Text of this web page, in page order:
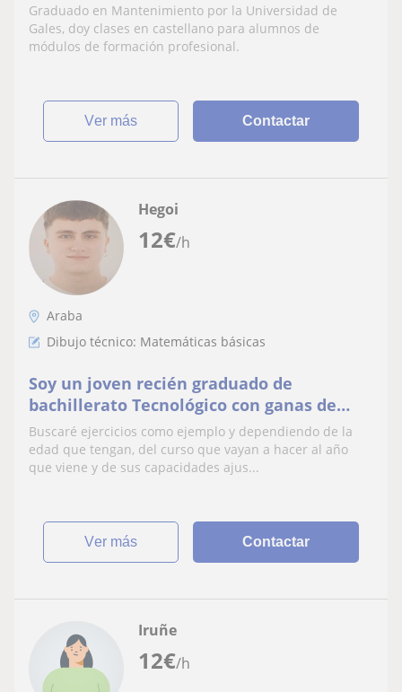
Graduado en Mantenimiento por la Universidad de
Gales, doy clases en castellano para alumnos de
módulos de formación profesional.
ver más Contactar
12€/h
Hegoi
Araba
Dibujo técnico: Matemáticas básicas
Soy un joven recién graduado de
bachillerato Tecnológico con ganas de
enseñar y ayudar a niños en la asignatura
de matemáticas. Tambien puedo enseñar
dibujo tecnico para cualquier curso de la
Buscaré ejercicios como ejemplo y dependiendo de la
edad que tengan, del curso que vayan a hacer al año
que viene y de sus capacidades ajus...
ver más Contactar
12€/h
Iruñe